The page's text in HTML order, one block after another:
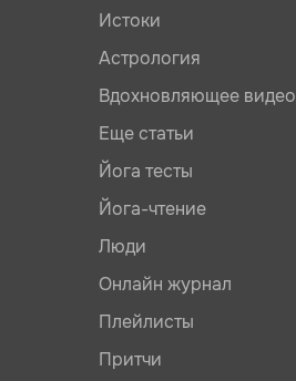
Истоки
Астрология
Вдохновляющее видео
Еще статьи
Йога тесты
Йога-чтение
Люди
Онлайн журнал
Плейлисты
Притчи